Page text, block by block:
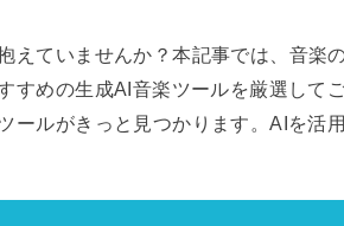
えていませんか？本記事では、音楽
すめの生成AI音楽ツールを厳選して
ールがきっと見つかります。AIを活